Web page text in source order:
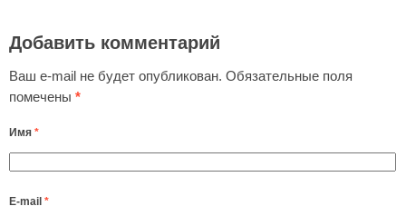
Добавить комментарий
Ваш e-mail не будет опубликован. Обязательные поля
помечены *
Имя *
E-mail *